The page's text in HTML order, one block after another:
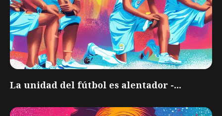
La unidad del fútbol es alentador -...